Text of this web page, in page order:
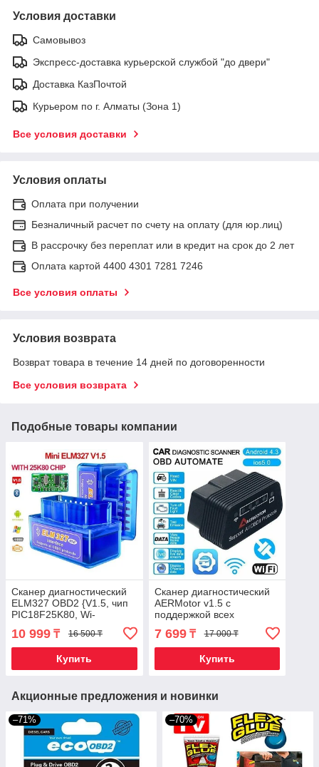
Условия доставки
Самовывоз
Экспресс-доставка курьерской службой "до двери"
Доставка КазПочтой
Курьером по г. Алматы (Зона 1)
Все условия доставки
Условия оплаты
Оплата при получении
Безналичный расчет по счету на оплату (для юр.лиц)
В рассрочку без переплат или в кредит на срок до 2 лет
Оплата картой 4400 4301 7281 7246
Все условия оплаты
Условия возврата
Возврат товара в течение 14 дней по договоренности
Все условия возврата
Подобные товары компании
Cканер диагностический
ELM327 OBD2 {V1.5, чип
PIC18F25K80, Wi-
автомобиля (Bluetooth)
10 999 ₸ 16 500 ₸
Купить
Сканер диагностический
AERMotor v1.5 с
поддержкой всех
протоколов OBD2 (Wi-Fi)
7 699₸ 17 000 ₸
Купить
Акционные предложения и новинки
–71% –70%